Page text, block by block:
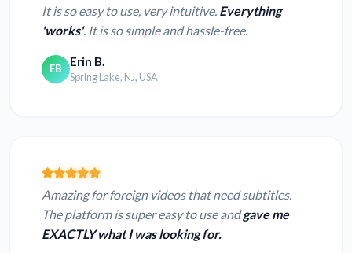
It is so easy to use, very intuitive. Everything
'works'. It is so simple and hassle-free.
EB Erin B.
Spring Lake, NJ, USA
Amazing for foreign videos that need subtitles.
The platform is super easy to use andgave me
EXACTLY what I was looking for.